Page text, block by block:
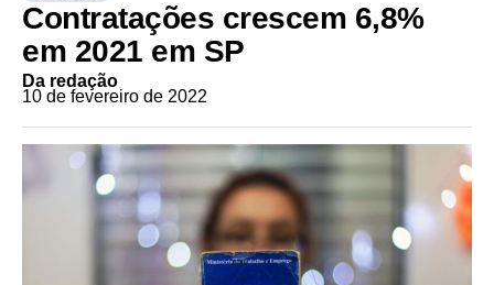
Contratações crescem 6,8%
em 2021 em SP
Da redação
10 de fevereiro de 2022